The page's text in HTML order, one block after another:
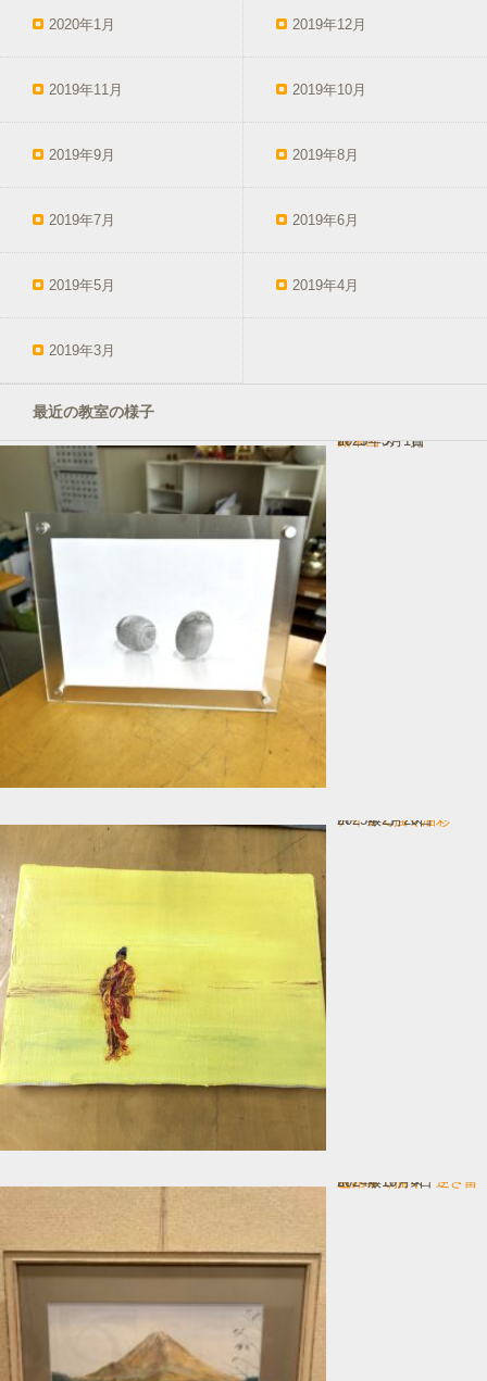
2020年1月 2019年12月
2019年11月 2019年10月
2019年9月 2019年8月
2019年7月 2019年6月
2019年5月 2019年4月
2019年3月
最近の教室の様子
鉛筆画
In コース一覧
2025年3月1日
ナイフで描く油彩
In 一般コース
2025年2月20日
色鉛筆で描く 逆さ富士
In 一般コース
2024年10月4日